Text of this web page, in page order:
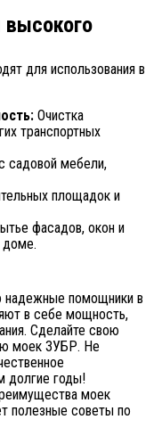
высокого
для использования в
Очистка
транспортных
садовой мебели,
площадок и
фасадов, окон и
доме.
надежные помощники в
в себе мощность,
Сделайте свою
моек ЗУБР. Не
долгие годы!
моек
полезные советы по